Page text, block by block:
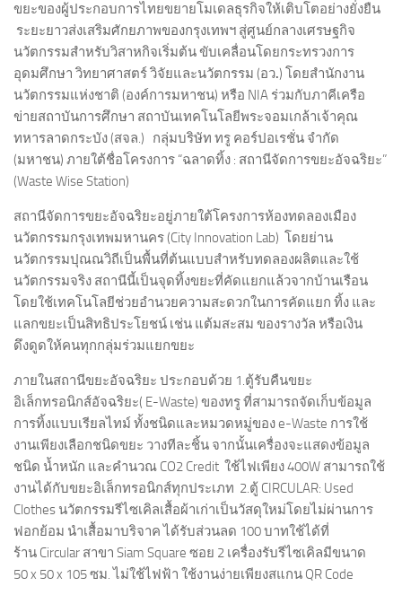
ขยะของผู้ประกอบการไทยขยายโมเดลธุรกิจให้เติบโตอย่างยั่งยืน
ระยะยาวส่งเสริมศักยภาพของกรุงเทพฯ สู่ศูนย์กลางเศรษฐกิจ
นวัตกรรมสำหรับวิสาหกิจเริ่มต้น ขับเคลื่อนโดยกระทรวงการ
อุดมศึกษา วิทยาศาสตร์ วิจัยและนวัตกรรม (อว.) โดยสำนักงาน
นวัตกรรมแห่งชาติ (องค์การมหาชน) หรือ NIA ร่วมกับภาคีเครือ
ข่ายสถาบันการศึกษา สถาบันเทคโนโลยีพระจอมเกล้าเจ้าคุณ
ทหารลาดกระบัง (สจล.) กลุ่มบริษัท ทรู คอร์ปอเรชั่น จำกัด
(มหาชน) ภายใต้ชื่อโครงการ “ฉลาดทิ้ง : สถานีจัดการขยะอัจฉริยะ”
(Waste Wise Station)
สถานีจัดการขยะอัจฉริยะอยู่ภายใต้โครงการห้องทดลองเมือง
นวัตกรรมกรุงเทพมหานคร (City Innovation Lab) โดยย่าน
นวัตกรรมปุณณวิถีเป็นพื้นที่ต้นแบบสำหรับทดลองผลิตและใช้
นวัตกรรมจริง สถานีนี้เป็นจุดทิ้งขยะที่คัดแยกแล้วจากบ้านเรือน
โดยใช้เทคโนโลยีช่วยอำนวยความสะดวกในการคัดแยก ทิ้ง และ
แลกขยะเป็นสิทธิประโยชน์ เช่น แต้มสะสม ของรางวัล หรือเงิน
ดึงดูดให้คนทุกกลุ่มร่วมแยกขยะ
ภายในสถานีขยะอัจฉริยะ ประกอบด้วย 1.ตู้รับคืนขยะ
อิเล็กทรอนิกส์อัจฉริยะ( E-Waste) ของทรู ที่สามารถจัดเก็บข้อมูล
การทิ้งแบบเรียลไทม์ ทั้งชนิดและหมวดหมู่ของ e-Waste การใช้
งานเพียงเลือกชนิดขยะ วางทีละชิ้น จากนั้นเครื่องจะแสดงข้อมูล
ชนิด น้ำหนัก และคำนวณ CO2 Credit ใช้ไฟเพียง 400W สามารถใช้
งานได้กับขยะอิเล็กทรอนิกส์ทุกประเภท 2.ตู้ CIRCULAR: Used
Clothes นวัตกรรมรีไซเคิลเสื้อผ้าเก่าเป็นวัสดุใหม่โดยไม่ผ่านการ
ฟอกย้อม นำเสื้อมาบริจาค ได้รับส่วนลด 100 บาทใช้ได้ที่
ร้าน Circular สาขา Siam Square ซอย 2 เครื่องรับรีไซเคิลมีขนาด
50 x 50 x 105 ซม. ไม่ใช้ไฟฟ้า ใช้งานง่ายเพียงสแกน QR Code